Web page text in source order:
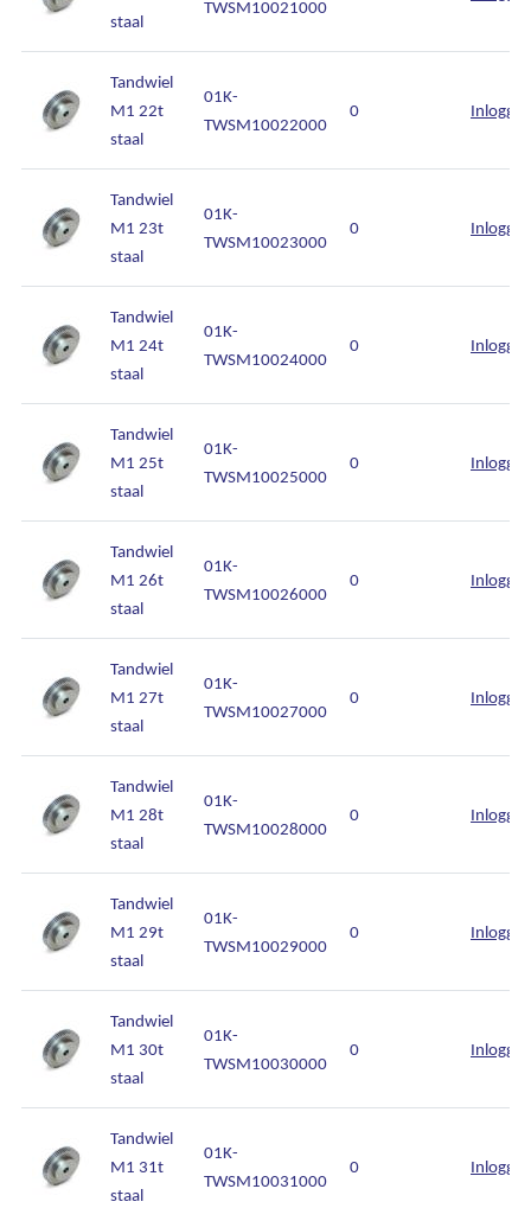
staal
TWSM10021000
Tandwiel
M1 22t
staal
01K-
TWSM10022000
0 Inloggen
Tandwiel
M1 23t
staal
01K-
TWSM10023000
0 Inloggen
Tandwiel
M1 24t
staal
01K-
TWSM10024000
0 Inloggen
Tandwiel
M1 25t
staal
01K-
TWSM10025000
0 Inloggen
Tandwiel
M1 26t
staal
01K-
TWSM10026000
0 Inloggen
Tandwiel
M1 27t
staal
01K-
TWSM10027000
0 Inloggen
Tandwiel
M1 28t
staal
01K-
TWSM10028000
0 Inloggen
Tandwiel
M1 29t
staal
01K-
TWSM10029000
0 Inloggen
Tandwiel
M1 30t
staal
01K-
TWSM10030000
0 Inloggen
Tandwiel
M1 31t
staal
01K-
TWSM10031000
0 Inloggen